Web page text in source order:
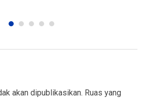
akan dipublikasikan. Ruas yang